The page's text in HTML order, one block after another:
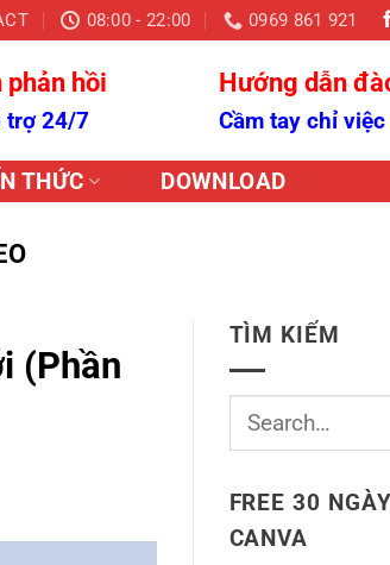
08:00 - 22:00 0969 861 921
hồi
trợ 24/7
Hướng dẫn
Cầm tay chỉ việc
THỨC DOWNLOAD
(Phần
TÌM KIẾM
FREE 30
CANVA